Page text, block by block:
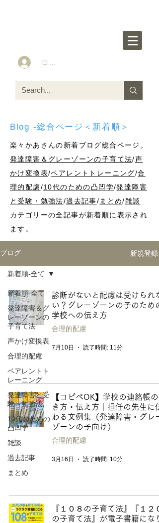
ログイン
Blog -総合ページ＜新着順＞
楽々かあさんの新着ブログ総合ページ。
発達障害＆グレーゾーンの子育て法/声
かけ変換表/ペアレントトレーニング/合
理的配慮/10代のための凸凹学/発達障害
と受験・勉強法/過去記事/ まとめ/雑談
カテゴリーの全記事が新着順に表示され
ます。
ブログ 新規登録
新着順-全て
発達障害＆グ
レーゾーンの
子育て法
声かけ変換表
合理的配慮
ペアレントト
レーニング
発達障害と受
験・勉強法
10代のための
凸凹学
雑談
過去記事
まとめ
新着順-全て
診断がないと配慮は受けられな
い？グレーゾーンの子のための
学校への伝え方
合理的配慮
7月10日 読了時間: 11分
【コピペOK】学校の連絡帳の
き方・伝え方｜担任の先生に伝
わる文例集（発達障害・グレー
ゾーンの子向け）
合理的配慮
3月16日 読了時間: 10分
『１０８の子育て法』『１２０
の子育て法』が電子書籍になり